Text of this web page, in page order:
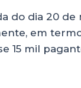
do dia 20
em
15 mil